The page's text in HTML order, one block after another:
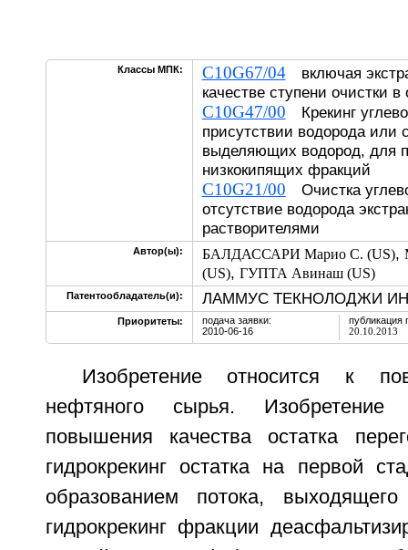
Классы МПК: C10G67/04включая
качестве ступени очистки
C10G47/00 Крекинг
присутствии водорода или
выделяющих водород, для
низкокипящих фракций
C10G21/00 Очистка
отсутствие водорода
растворителями
Автор(ы): БАЛДАССАРИ Марио С. (US),
(US), ГУПТА Авинаш (US)
Патентообладатель(и): ЛАММУС ТЕКНОЛОДЖИ
Приоритеты:
подача заявки:
2010-06-16
публикация
20.10.2013
Изобретение относится к
нефтяного сырья. Изобретение
повышения качества остатка
гидрокрекинг остатка на первой
образованием потока,
гидрокрекинг фракции